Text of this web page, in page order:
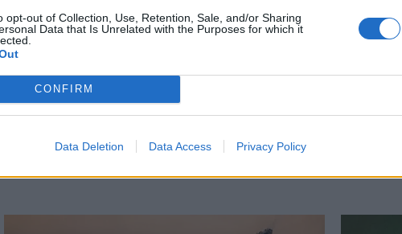
opt-out of Collection, Use, Retention, Sale, and/or Sharing
Data that Is Unrelated with the Purposes for which it
CONFIRM
Data Deletion Data Access Privacy Policy
µικρόφωνο"
για την αποχώρησή
Open
Μίνα Καραμήτρου με τον
Σπύρο Χαριτάτο